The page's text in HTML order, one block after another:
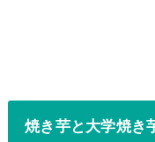
焼き芋と大学焼き